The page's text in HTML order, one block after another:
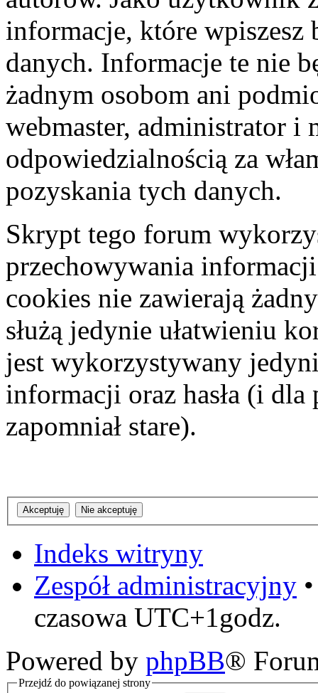
informacje, które wpiszesz
danych. Informacje te nie
żadnym osobom ani
webmaster, administrator i
odpowiedzialnością za
pozyskania tych danych.
Skrypt tego forum
przechowywania
cookies nie zawierają
służą jedynie ułatwieniu
jest wykorzystywany
informacji oraz hasła (i dla
zapomniał stare).
Indeks witryny
Zespół administracyjny
czasowa UTC+1godz.
Powered by phpBB®
Przejdź do powiązanej strony